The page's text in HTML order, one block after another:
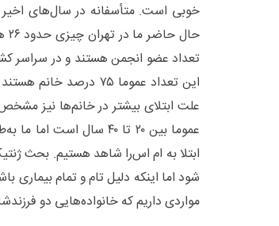
خوبی است. متأسفانه در سال‌های اخیر
علت ابتلای بیشتر در خانم‌ها نیز
عموما بین ۲۰ تا ۴۰ سال
ابتلا به ام اس‌را شاهد هستیم. بحث
شود اما اینکه دلیل تام و تمام
مواردی داریم که خانواده‌هایی دو